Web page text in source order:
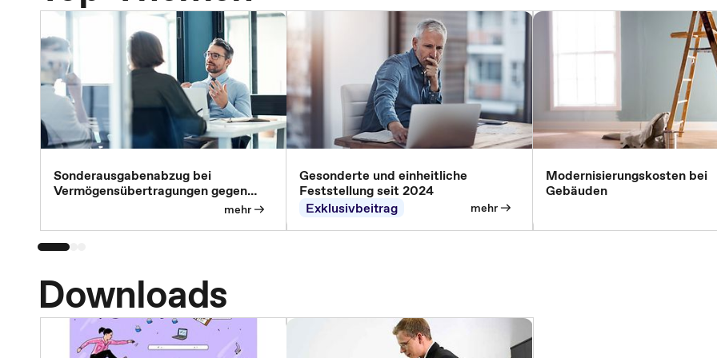
Sonderausgabenabzug bei
Vermögensübertragungen gegen
mehr
Gesonderte und einheitliche
Feststellung seit 2024
Exklusivbeitrag
mehr
Modernisierungskosten bei
Gebäuden
Downloads